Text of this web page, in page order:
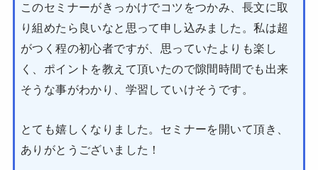
このセミナーがきっかけでコツをつかみ、長文に取
り組めたら良いなと思って申し込みました。私は超
がつく程の初心者ですが、思っていたよりも楽し
く、ポイントを教えて頂いたので隙間時間でも出来
そうな事がわかり、学習していけそうです。
とても嬉しくなりました。セミナーを開いて頂き、
ありがとうございました！